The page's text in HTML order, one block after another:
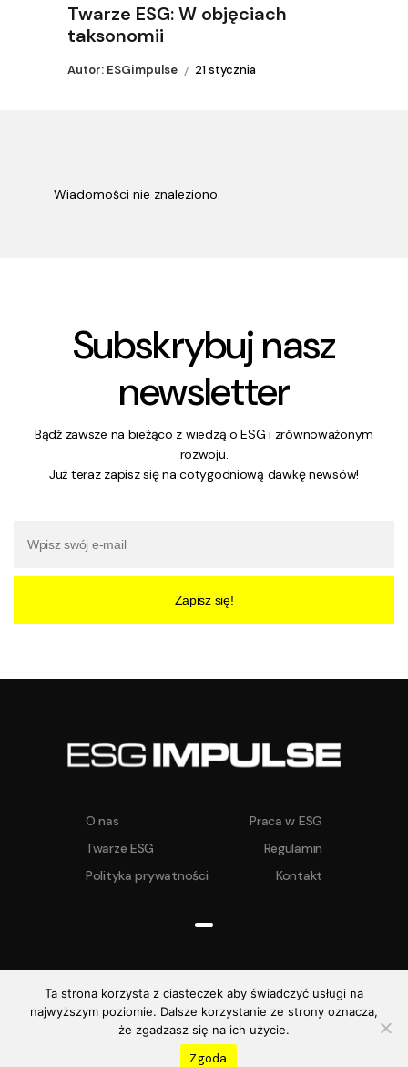
Twarze ESG: W objęciach
taksonomii
Autor: ESGimpulse 21 stycznia
Wiadomości nie znaleziono.
Subskrybuj nasz
newsletter
Bądź zawsze na bieżąco z wiedzą o ESG i zrównoważonym
rozwoju.
Już teraz zapisz się na cotygodniową dawkę newsów!
Zapisz się!
O nas
Praca w ESG
Twarze ESG
Regulamin
Polityka prywatności
Kontakt
ESG IMPULSE ©2026. Wszelkie prawa
zastrzeżone
Realizacja:
Ta strona korzysta z ciasteczek aby świadczyć usługi na
najwyższym poziomie. Dalsze korzystanie ze strony oznacza,
że zgadzasz się na ich użycie.
Zgoda